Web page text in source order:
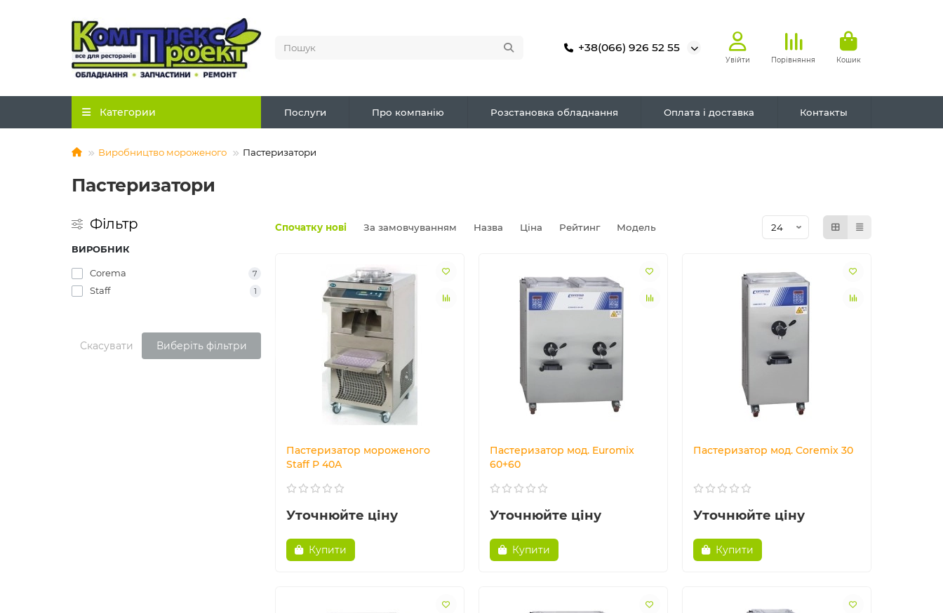
+38(066) 926 52 55
Увійти Порівняння Кошик
Категории Послуги Про компанію Розстановка обладнання Оплата і доставка Контакты
Виробництво мороженого Пастеризатори
Пастеризатори
Фільтр
ВИРОБНИК
Corema 7
Staff 1
Скасувати Виберіть фільтри
Спочатку нові За замовчуванням Назва Ціна Рейтинг Модель
Пастеризатор мороженого
Staff Р 40A
Уточнюйте ціну
Купити
Пастеризатор мод. Euromix
60+60
Уточнюйте ціну
Купити
Пастеризатор мод. Coremix 30
Уточнюйте ціну
Купити